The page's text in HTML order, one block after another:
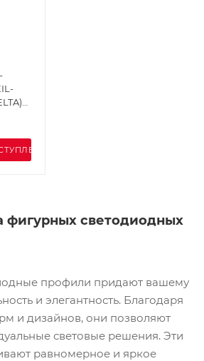
фигурных светодиодных
профили придают вашему
и элегантность. Благодаря
и дизайнов, они позволяют
световые решения. Эти
равномерное и яркое